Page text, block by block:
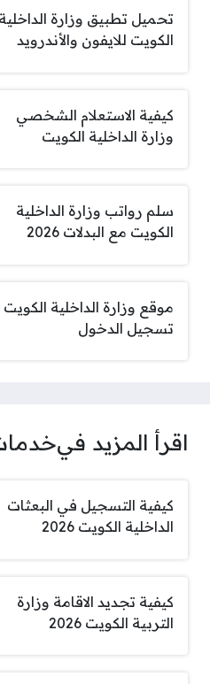
تحميل تطبيق وزارة الداخلية
الكويت للايفون والأندرويد
كيفية الاستعلام الشخصي
وزارة الداخلية الكويت
سلم رواتب وزارة الداخلية
الكويت مع البدلات 2026
موقع وزارة الداخلية الكويت
تسجيل الدخول
اقرأ المزيد في
كيفية التسجيل في البعثات
الداخلية الكويت 2026
كيفية تجديد الاقامة وزارة
التربية الكويت 2026